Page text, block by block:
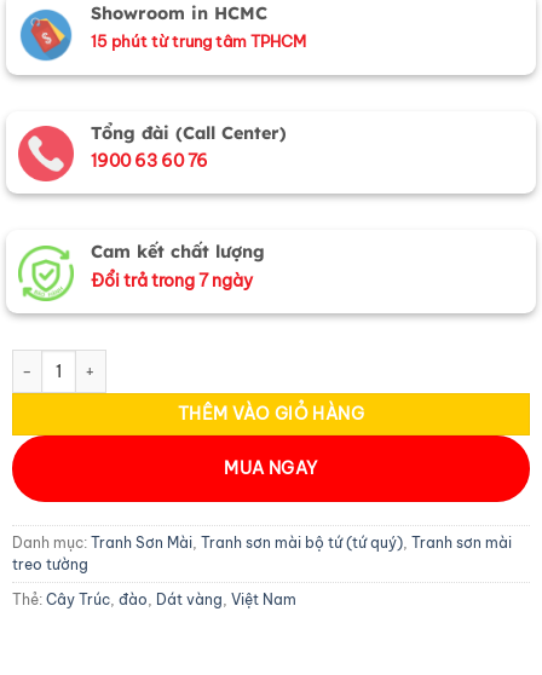
Showroom in HCMC
15 phút từ trung tâm TPHCM
Tổng đài (Call Center)
1900 63 60 76
Cam kết chất lượng
Đổi trả trong 7 ngày
Bộ tranh sơn mài trúc đào dát lá vàng TSM3630.2 số lượng
THÊM VÀO GIỎ HÀNG
MUA NGAY
Danh mục: Tranh Sơn Mài, Tranh sơn mài bộ tứ (tứ quý), Tranh sơn mài
treo tường
Thẻ: Cây Trúc, đào, Dát vàng, Việt Nam